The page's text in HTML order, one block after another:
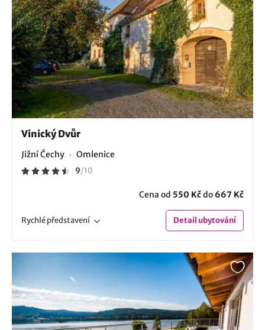
Vinický Dvůr
Jižní Čechy Omlenice
9/10
Cena od 550 Kčdo 667 Kč
Rychlépředstavení Detailubytování